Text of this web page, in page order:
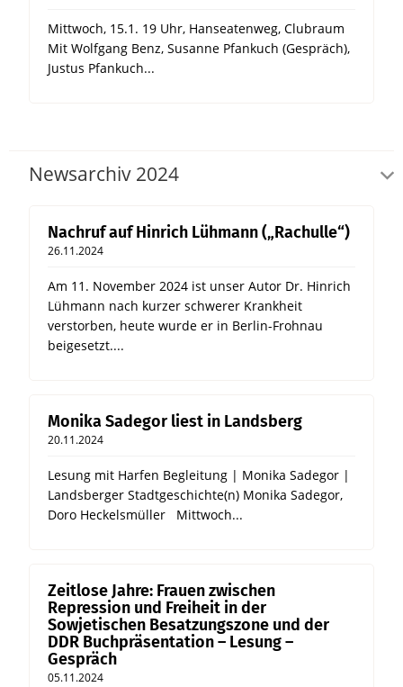
Mittwoch, 15.1. 19 Uhr, Hanseatenweg, Clubraum
Mit Wolfgang Benz, Susanne Pfankuch (Gespräch),
Justus Pfankuch...
Newsarchiv 2024
Nachruf auf Hinrich Lühmann („Rachulle“)
26.11.2024
Am 11. November 2024 ist unser Autor Dr. Hinrich
Lühmann nach kurzer schwerer Krankheit
verstorben, heute wurde er in Berlin-Frohnau
beigesetzt....
Monika Sadegor liest in Landsberg
20.11.2024
Lesung mit Harfen Begleitung | Monika Sadegor |
Landsberger Stadtgeschichte(n) Monika Sadegor,
Doro Heckelsmüller Mittwoch...
Zeitlose Jahre: Frauen zwischen
Repression und Freiheit in der
Sowjetischen Besatzungszone und der
DDR Buchpräsentation – Lesung –
Gespräch
05.11.2024